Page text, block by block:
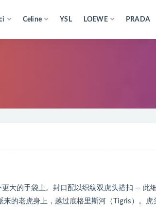
Celine YSL LOEWE PRADA
大的手袋上。封口配以织纹双虎头搭扣 — 此
的老虎身上，越过底格里斯河（Tigris）。虎